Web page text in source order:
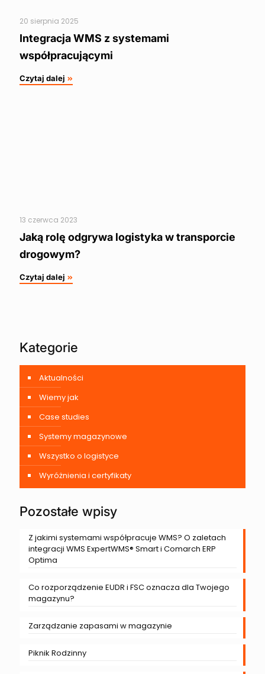
20 sierpnia 2025
Integracja WMS z systemami
współpracującymi
Czytaj dalej
13 czerwca 2023
Jaką rolę odgrywa logistyka w transporcie
drogowym?
Czytaj dalej
Kategorie
Aktualności
Wiemy jak
Case studies
Systemy magazynowe
Wszystko o logistyce
Wyróżnienia i certyfikaty
Pozostałe wpisy
Z jakimi systemami współpracuje WMS? O zaletach
integracji WMS ExpertWMS® Smart i Comarch ERP
Optima
Co rozporządzenie EUDR i FSC oznacza dla Twojego
magazynu?
Zarządzanie zapasami w magazynie
Piknik Rodzinny